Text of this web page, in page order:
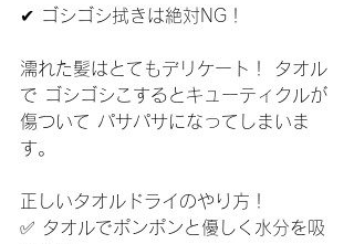
✔ ゴシゴシ拭きは絶対NG！
濡れた髪はとてもデリケート！ タオル
で ゴシゴシこするとキューティクルが
傷ついて パサパサになってしまいま
す。
正しいタオルドライのやり方！
✅ タオルでポンポンと優しく水分を吸